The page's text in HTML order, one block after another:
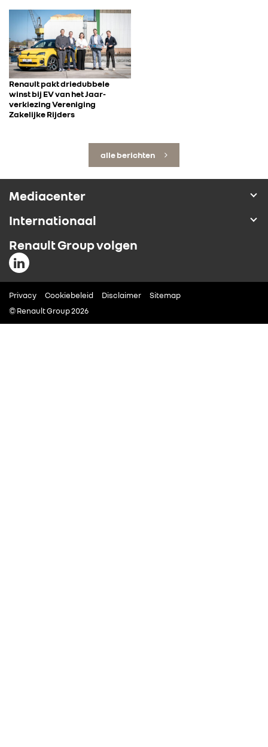
Renault pakt driedubbele
winst bij EV van het Jaar-
verkiezing Vereniging
Zakelijke Rijders
alle berichten
Mediacenter
Internationaal
Renault Group volgen
Privacy Cookiebeleid Disclaimer
Sitemap
© Renault Group 2026